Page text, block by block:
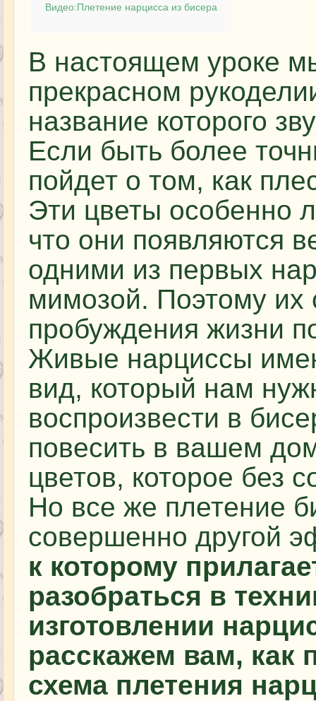
Видео:Плетение нарцисса из бисера
В настоящем уроке
прекрасном
название которого
Если быть более
пойдет о том, как
Эти цветы особенно
что они появляются
одними из первых
мимозой. Поэтому их
пробуждения жизни
Живые нарциссы
вид, который нам
воспроизвести в
повесить в вашем
цветов, которое без
Но все же плетение
совершенно другой
к которому
разобраться в
изготовлении
расскажем вам, как
схема плетения